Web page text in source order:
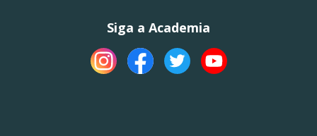
Siga a Academia